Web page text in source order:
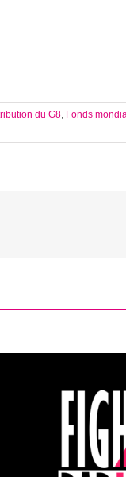
du G8 Fonds